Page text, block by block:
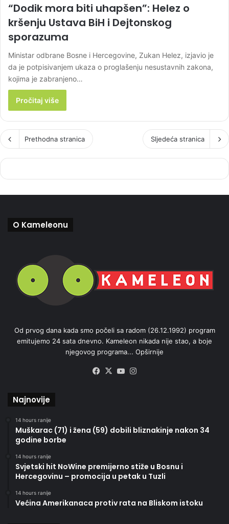
“Dodik mora biti uhapšen”: Helez o
kršenju Ustava BiH i Dejtonskog
sporazuma
Ministar odbrane Bosne i Hercegovine, Zukan Helez, izjavio je
da je potpisivanjem ukaza o proglašenju nesustavnih zakona,
kojima je zabranjeno…
Pročitaj više
Prethodna stranica Sljedeća stranica
O Kameleonu
Od prvog dana kada smo počeli sa radom (26.12.1992) program
emitujemo 24 sata dnevno. Kameleon nikada nije stao, a boje
njegovog programa... Opširnije
Facebook
X YouTube
Najnovije
14 hours ranije
Muškarac (71) i žena (59) dobili bliznakinje nakon 34
godine borbe
14 hours ranije
Svjetski hit NoWine premijerno stiže u Bosnu i
Hercegovinu – promocija u petak u Tuzli
14 hours ranije
Većina Amerikanaca protiv rata na Bliskom istoku